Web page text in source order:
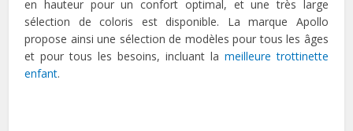
en hauteur pour un confort optimal, et une très large
sélection de coloris est disponible. La marque Apollo
propose ainsi une sélection de modèles pour tous les âges
et pour tous les besoins, incluant la meilleure trottinette
enfant.